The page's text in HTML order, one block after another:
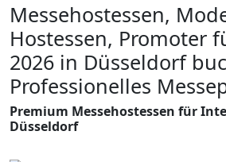
Messehostessen,
Hostessen, Promoter
2026 in Düsseldorf
Professionelles
Premium Messehostessen für
Düsseldorf